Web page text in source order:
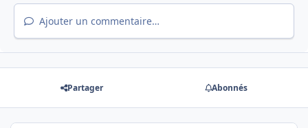
Ajouter un commentaire…
Partager Abonnés